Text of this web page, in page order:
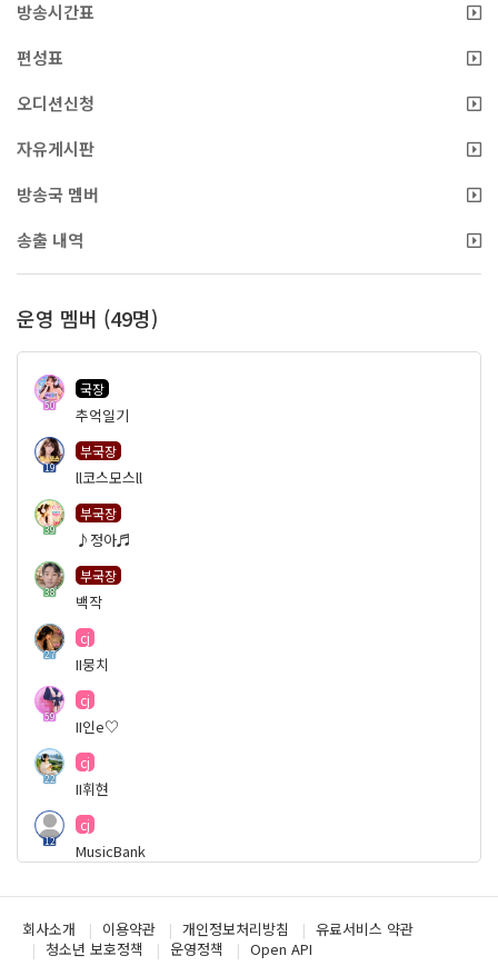
방송시간표
편성표
오디션신청
자유게시판
방송국 멤버
송출 내역
운영 멤버 (49명)
50
국장
추억일기
19
부국장
ll코스모스ll
39
부국장
♪정아♬
38
부국장
백작
27
cj
II뭉치
59
cj
II인e♡
22
cj
II휘현
12
cj
MusicBank
cj
회사소개 이용약관 개인정보처리방침
유료서비스 약관
청소년 보호정책
운영정책 Open API